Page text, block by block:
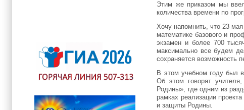
Этим же приказом мы
количества времени по
Хочу напомнить, что 23
математике базового и
экзамен и более 700
максимально все будем
сохраняется возможность
В этом учебном году был
Об этом говорят
Родины», где одним из
рамках реализации
и защиты Родины.